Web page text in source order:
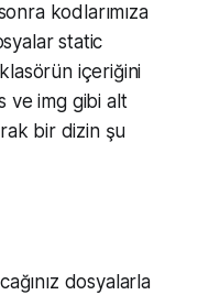
kodlarımıza
static
içeriğini
ve img gibi alt
bir dizin şu
dosyalarla